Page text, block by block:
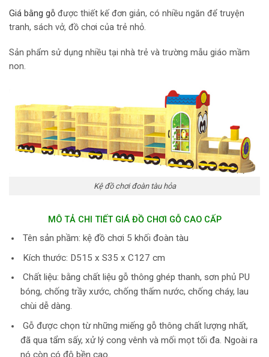
Giá bằng gỗ được thiết kế đơn giản, có nhiều ngăn để truyện
tranh, sách vở, đồ chơi của trẻ nhỏ.
Sản phẩm sử dụng nhiều tại nhà trẻ và trường mẫu giáo mầm
non.
Kệ đồ chơi đoàn tàu hỏa
MÔ TẢ CHI TIẾT GIÁ ĐỒ CHƠI GỖ CAO CẤP
Tên sản phầm: kệ đồ chơi 5 khối đoàn tàu
Kích thước: D515 x S35 x C127 cm
Chất liệu: bằng chất liệu gỗ thông ghép thanh, sơn phủ PU
bóng, chống trầy xước, chống thấm nước, chống cháy, lau
chùi dễ dàng.
Gỗ được chọn từ những miếng gỗ thông chất lượng nhất,
đã qua tẩm sấy, xử lý cong vênh và mối mọt tối đa. Ngoài ra
nó còn có độ bền cao.